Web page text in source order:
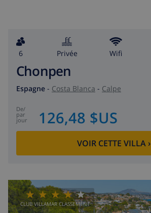
6 privée wifi
Chonpen
Espagne - Costa Blanca - Calpe
de/
par
jour 126,48 $US
VOIR CETTE VILLA›
CLUB VILLAMAR CLASSEMENT